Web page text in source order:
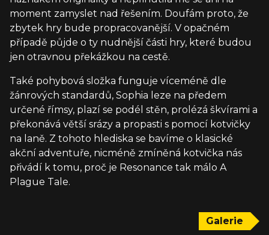
moment zamyslet nad řešením. Doufám proto, že
zbytek hry bude propracovanější. V opačném
případě půjde o ty nudnější části hry, které budou
jen otravnou překážkou na cestě.
Také pohybová složka funguje víceméně dle
žánrových standardů, Sophia leze na předem
určené římsy, plazí se podél stěn, prolézá škvírami a
překonává větší srázy a propasti s pomocí kotvičky
na laně. Z tohoto hlediska se bavíme o klasické
akční adventuře, nicméně zmíněná kotvička nás
přivádí k tomu, proč je Resonance tak málo A
Plague Tale.
Galerie